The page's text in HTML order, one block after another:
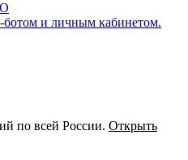
ботом и личным кабинетом.
по всей России. Открыть